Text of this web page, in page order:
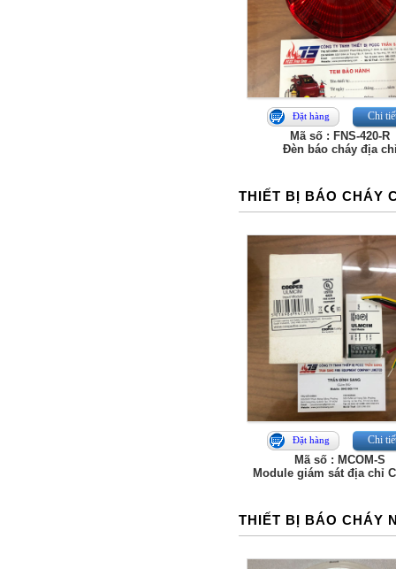
Đặt hàng Chi
Mã số : FNS‑420‑R
Đèn báo cháy địa
THIẾT BỊ BÁO CHÁY
Đặt hàng Chi
Mã số : MCOM-S
Module giám sát địa chỉ
THIẾT BỊ BÁO CHÁY